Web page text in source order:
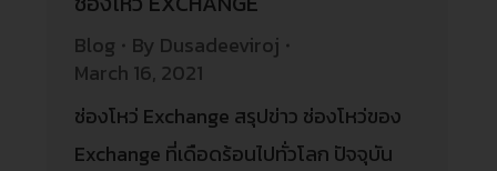
Blog By Dusadeeviroj
March 16, 2021
ช่องโหว่ Exchange สรุปข่าว ช่องโหว่ของ
Exchange ที่เดือดร้อนไปทั่วโลก ปัจจุบัน